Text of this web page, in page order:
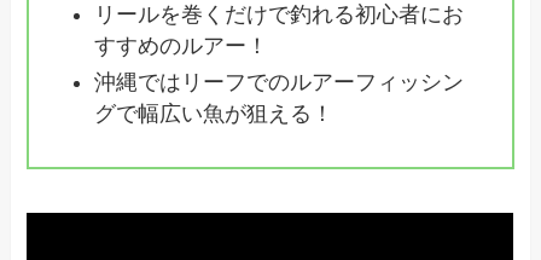
リールを巻くだけで釣れる初心者にお
すすめのルアー！
沖縄ではリーフでのルアーフィッシン
グで幅広い魚が狙える！